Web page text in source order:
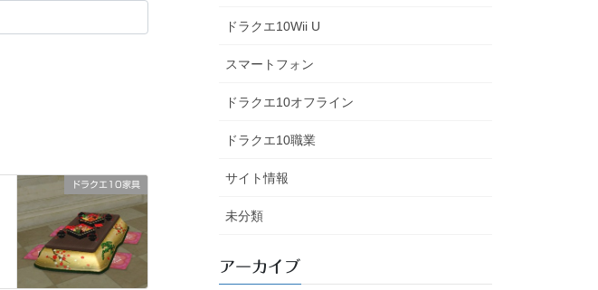
ドラクエ10家具
ドラクエ10Wii U
スマートフォン
ドラクエ10オフライン
ドラクエ10職業
サイト情報
未分類
アーカイブ